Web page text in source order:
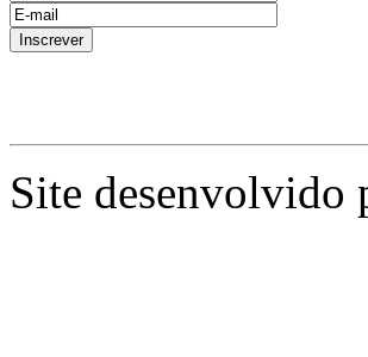
Site desenvolvido